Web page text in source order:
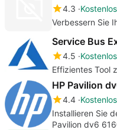
4.3 Kostenlos
Verbessern Sie
Service Bus
4.5 Kostenlos
Effizientes Tool
HP Pavilion
4.4 Kostenlos
Installieren Sie
Pavilion dv6